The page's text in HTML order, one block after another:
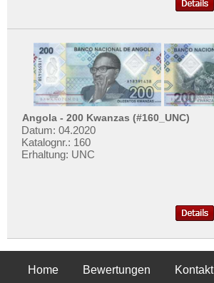
Angola - 200 Kwanzas (#160_UNC)
Datum: 04.2020
Katalognr.: 160
Erhaltung: UNC
Home Bewertungen Kontakt